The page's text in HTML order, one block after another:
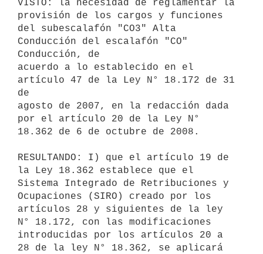
VISTO: la necesidad de reglamentar la
provisión de los cargos y funciones
del subescalafón "CO3" Alta
Conducción del escalafón "CO"
Conducción, de
acuerdo a lo establecido en el
artículo 47 de la Ley N° 18.172 de 31
de
agosto de 2007, en la redacción dada
por el artículo 20 de la Ley N°
18.362 de 6 de octubre de 2008.
RESULTANDO: I) que el artículo 19 de
la Ley 18.362 establece que el
Sistema Integrado de Retribuciones y
Ocupaciones (SIRO) creado por los
artículos 28 y siguientes de la ley
N° 18.172, con las modificaciones
introducidas por los artículos 20 a
28 de la ley N° 18.362, se aplicará